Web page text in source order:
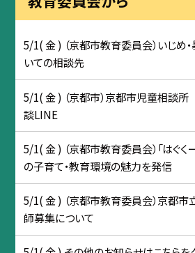
5/1( 金 ) （京都市教育委員会）いじめ
いての相談先
5/1( 金 ) （京都市）京都市児童相談
談LINE
5/1( 金 ) （京都市教育委員会）「はぐく
の子育て・教育環境の魅力を発信
5/1( 金 ) （京都市教育委員会）京都市
師募集について